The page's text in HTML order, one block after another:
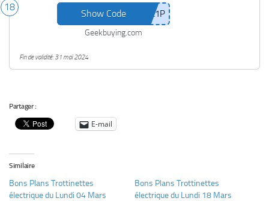
18
Show Code
Geekbuying.com
Fin de validité: 31 mai 2024
Partager :
E-mail
Similaire
Bons Plans Trottinettes
électrique du Lundi 04 Mars
Bons Plans Trottinettes
électrique du Lundi 18 Mars